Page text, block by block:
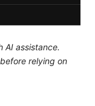
AI assistance.
relying on